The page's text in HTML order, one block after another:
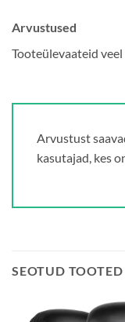
Arvustused
Tooteülevaateid veel
Arvustust
kasutajad, kes
SEOTUD TOOTED